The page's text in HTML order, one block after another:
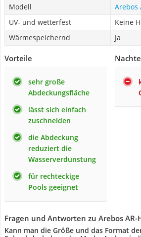
Modell
Arebos
UV- und wetterfest
Keine
Wärmespeichernd
Ja
Vorteile
sehr große
Abdeckungsfläche
lässt sich einfach
zuschneiden
die Abdeckung
reduziert die
Wasserverdunstung
für rechteckige
Pools geeignet
Fragen und Antworten zu Arebos ‎AR-
Kann man die Größe und das Format